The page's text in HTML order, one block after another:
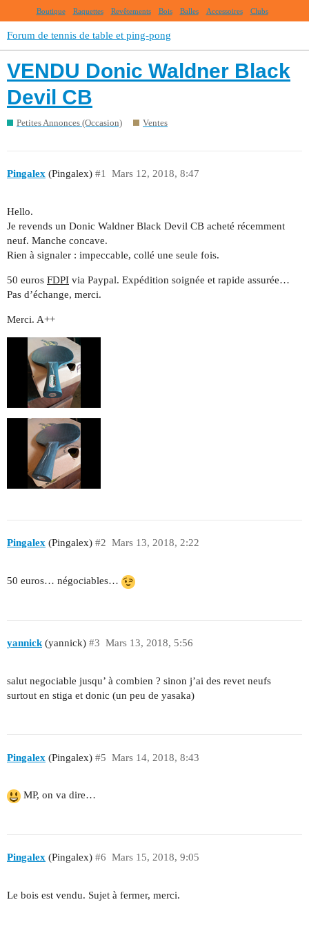
Boutique Raquettes Revêtements Bois Balles Accessoires Clubs
Forum de tennis de table et ping-pong
VENDU Donic Waldner Black
Devil CB
Petites Annonces (Occasion) Ventes
Pingalex (Pingalex) Mars 12, 2018, 8:47
#1
Hello.
Je revends un Donic Waldner Black Devil CB acheté récemment
neuf. Manche concave.
Rien à signaler : impeccable, collé une seule fois.
50 euros FDPI via Paypal. Expédition soignée et rapide assurée…
Pas d’échange, merci.
Merci. A++
Pingalex (Pingalex) Mars 13, 2018, 2:22
#2
50 euros… négociables…
yannick(yannick) Mars 13, 2018, 5:56
#3
salut negociable jusqu’ à combien ? sinon j’ai des revet neufs
surtout en stiga et donic (un peu de yasaka)
Pingalex (Pingalex) Mars 14, 2018, 8:43
#5
MP, on va dire…
Pingalex (Pingalex) Mars 15, 2018, 9:05
#6
Le bois est vendu. Sujet à fermer, merci.